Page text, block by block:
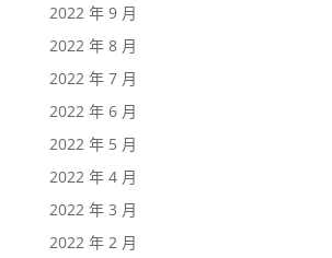
2022 年 9 月
2022 年 8 月
2022 年 7 月
2022 年 6 月
2022 年 5 月
2022 年 4 月
2022 年 3 月
2022 年 2 月